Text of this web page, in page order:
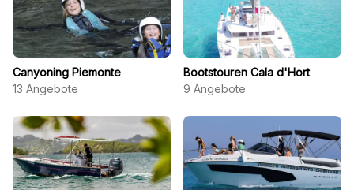
Canyoning Piemonte
13 Angebote
Bootstouren Cala d'Hort
9 Angebote